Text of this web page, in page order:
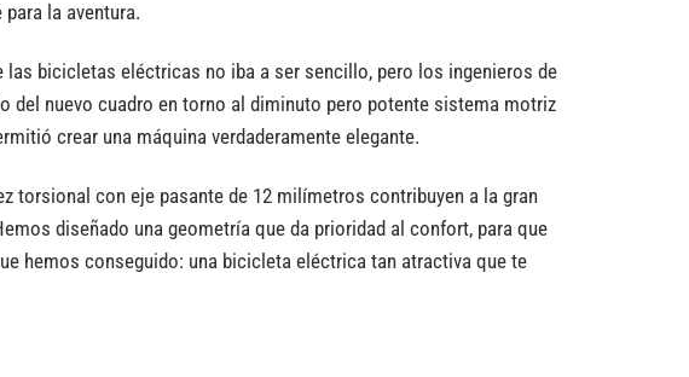
la aventura.
bicicletas eléctricas no iba a ser sencillo, pero los ingenieros de
del nuevo cuadro en torno al diminuto pero potente sistema motriz
crear una máquina verdaderamente elegante.
torsional con eje pasante de 12 milímetros contribuyen a la gran
diseñado una geometría que da prioridad al confort, para que
hemos conseguido: una bicicleta eléctrica tan atractiva que te